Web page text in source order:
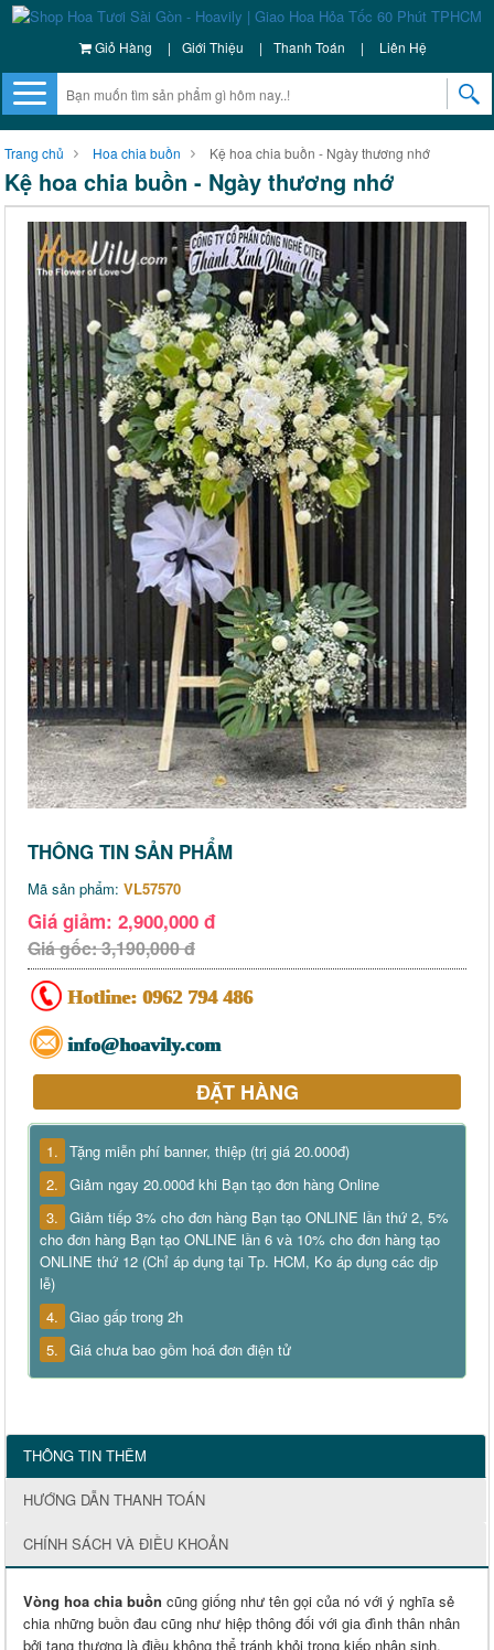
Giỏ Hàng | Giới Thiệu | Thanh Toán | Liên Hệ
Trang chủ Hoa chia buồn Kệ hoa chia buồn - Ngày thương nhớ
Kệ hoa chia buồn - Ngày thương nhớ
THÔNG TIN SẢN PHẨM
Mã sản phẩm: VL57570
Giá giảm: 2,900,000 đ
Giá gốc: 3,190,000 đ
Hotline: 0962 794 486
info@hoavily.com
ĐẶT HÀNG
1. Tặng miễn phí banner, thiệp (trị giá 20.000đ)
2. Giảm ngay 20.000đ khi Bạn tạo đơn hàng Online
3. Giảm tiếp 3% cho đơn hàng Bạn tạo ONLINE lần thứ 2, 5%
cho đơn hàng Bạn tạo ONLINE lần 6 và 10% cho đơn hàng tạo
ONLINE thứ 12 (Chỉ áp dụng tại Tp. HCM, Ko áp dụng các dịp
lễ)
4. Giao gấp trong 2h
5. Giá chưa bao gồm hoá đơn điện tử
THÔNG TIN THÊM
HƯỚNG DẪN THANH TOÁN
CHÍNH SÁCH VÀ ĐIỀU KHOẢN
Vòng hoa chia buồn cũng giống như tên gọi của nó với ý nghĩa sẻ
chia những buồn đau cũng như hiệp thông đối với gia đình thân nhân
bởi tang thương là điều không thể tránh khỏi trong kiếp nhân sinh,